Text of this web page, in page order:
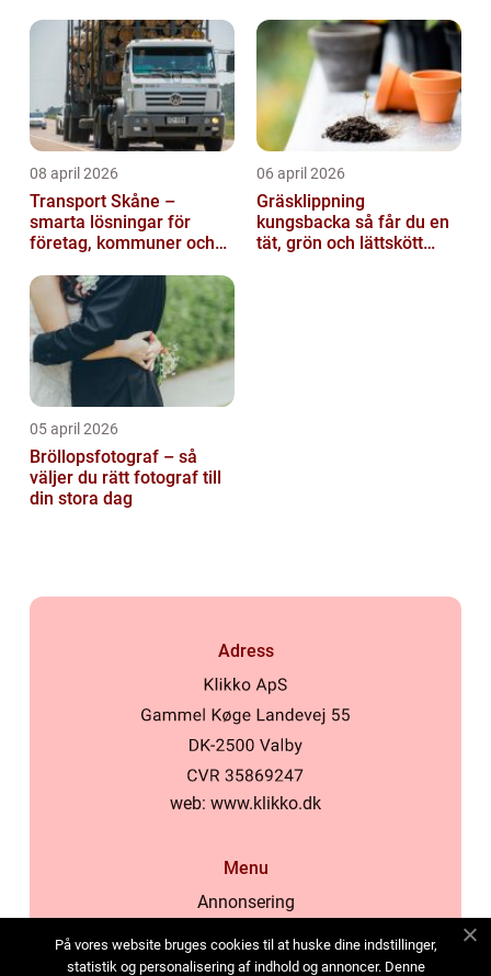
08 april 2026
Transport Skåne –
smarta lösningar för
företag, kommuner och
06 april 2026
Gräsklippning
kungsbacka så får du en
tät, grön och lättskött
05 april 2026
Bröllopsfotograf – så
väljer du rätt fotograf till
din stora dag
Adress
web: www.klikko.dk
Menu
Annonsering
Cookies
På vores website bruges cookies til at huske dine indstillinger,
statistik og personalisering af indhold og annoncer. Denne